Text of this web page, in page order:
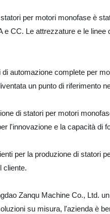
per motori monofase è
CC. Le attrezzature e le
automazione complete per
un punto di riferimento
di statori per motori
l'innovazione e la capacità di
per la produzione di statori
cliente.
Zanqu Machine Co., Ltd.
su misura, l'azienda è